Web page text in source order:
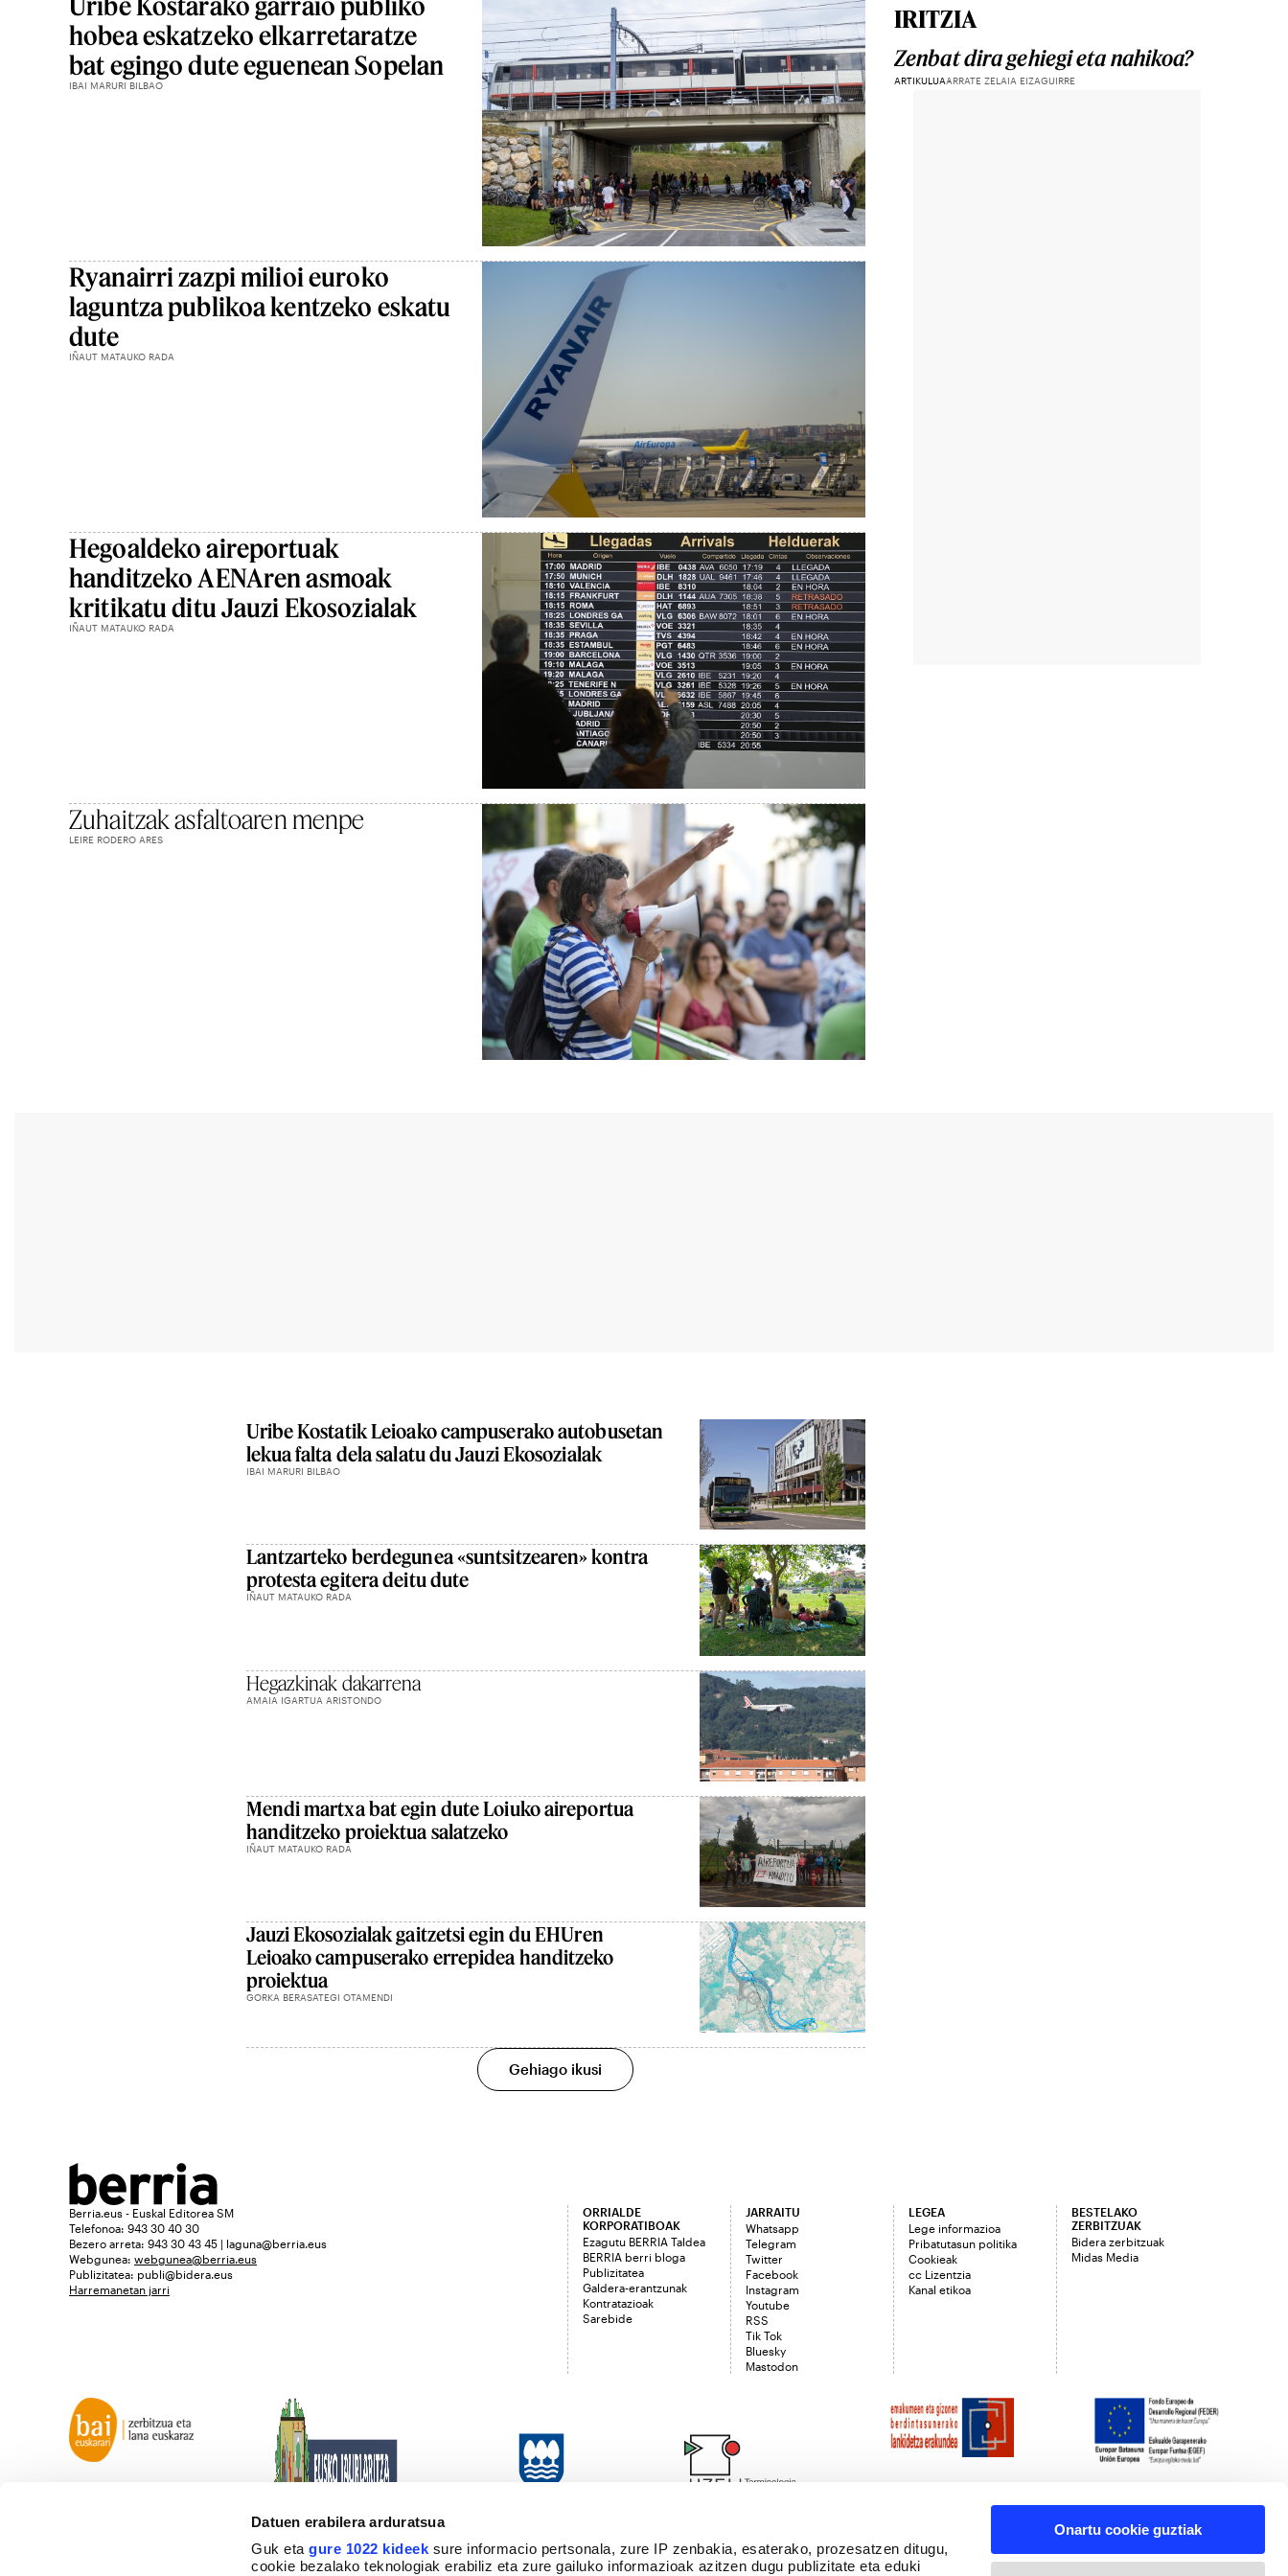
Datuen erabilera arduratsua
Guk etagure 1022 kideek sure informacio pertsonala, zure IP zenbakia, esaterako, prozesatzen ditugu,
cookie bezalako teknologiak erabiliz eta zure gailuko informazioak azitzen dugu publizitate eta eduki
Onartu cookie guztiak
hobea eskatzeko elkarretaratze
bat egingo dute eguenean Sopelan
IBAI MARURI BILBAO
Ryanairri zazpi milioi euroko
laguntza publikoa kentzeko eskatu
dute
IÑAUT MATAUKO RADA
Hegoaldeko aireportuak
handitzeko AENAren asmoak
kritikatu ditu Jauzi Ekosozialak
IÑAUT MATAUKO RADA
Zuhaitzak asfaltoaren menpe
LEIRE RODERO ARES
IRITZIA
Zenbat dira gehiegi eta nahikoa?
ARTIKULUAARRATE ZELAIA EIZAGUIRRE
Uribe Kostatik Leioako campuserako autobusetan
lekua falta dela salatu du Jauzi Ekosozialak
IBAI MARURI BILBAO
Lantzarteko berdegunea «suntsitzearen» kontra
protesta egitera deitu dute
IÑAUT MATAUKO RADA
Hegazkinak dakarrena
AMAIA IGARTUA ARISTONDO
Mendi martxa bat egin dute Loiuko aireportua
handitzeko proiektua salatzeko
IÑAUT MATAUKO RADA
Jauzi Ekosozialak gaitzetsi egin du EHUren
Leioako campuserako errepidea handitzeko
proiektua
GORKA BERASATEGI OTAMENDI
Gehiago ikusi
Berria.eus - Euskal Editorea SM
Telefonoa: 943 30 40 30
Bezero arreta: 943 30 43 45 | laguna@berria.eus
Webgunea: webgunea@berria.eus
Publizitatea: publi@bidera.eus
Harremanetan jarri
ORRIALDE
KORPORATIBOAK
Ezagutu BERRIA Taldea
BERRIA berri bloga
Publizitatea
Galdera-erantzunak
Kontratazioak
Sarebide
JARRAITU
Whatsapp
Telegram
Twitter
Facebook
Instagram
Youtube
RSS
Tik Tok
Bluesky
Mastodon
LEGEA
Lege informazioa
Pribatutasun politika
Cookieak
cc Lizentzia
Kanal etikoa
BESTELAKO
ZERBITZUAK
Bidera zerbitzuak
Midas Media